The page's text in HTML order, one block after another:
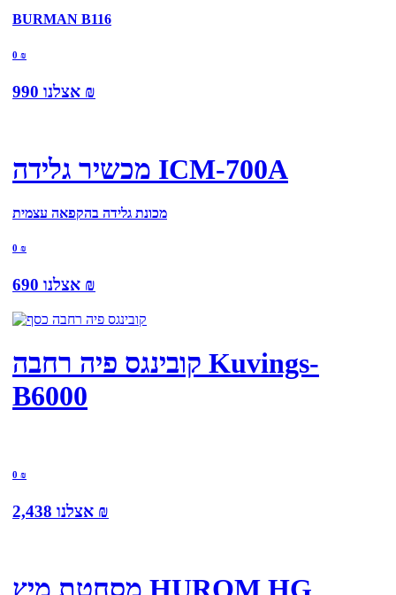
BURMAN B116
0 ₪
אצלנו 990 ₪
מכשיר גלידה ICM-700A
מכונת גלידה בהקפאה עצמית
0 ₪
אצלנו 690 ₪
קובינגס פיה רחבה Kuvings-
B6000
0 ₪
אצלנו 2,438 ₪